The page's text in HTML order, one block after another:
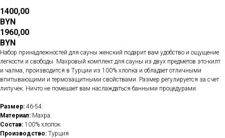
1400,00
BYN
1960,00
BYN
Набор принадлежностей для сауны женский подарит вам удобство и ощущение
легкости и свободы. Махровый комплект для сауны из двух предметов это-килт
и чалма, производится в Турции из 100% хлопка и обладает отличными
впитывающими и термозащитными свойствами. Размер регулируется за счет
липучек. Ничто не помешает вам наслаждаться банными процедурами.
Размер: 46-54.
Материал: Махра.
Состав: 100% хлопок.
Производство: Турция